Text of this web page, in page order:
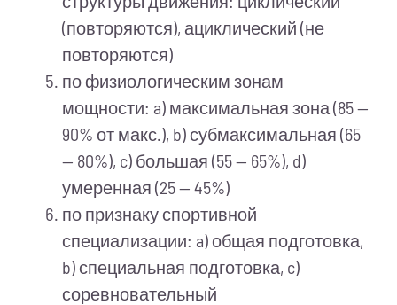
(повторяются), ациклический (не
повторяются)
по физиологическим зонам
мощности: a) максимальная зона (85 —
90% от макс.), b) субмаксимальная (65
— 80%), c) большая (55 — 65%), d)
умеренная (25 — 45%)
по признаку спортивной
специализации: a) общая подготовка,
b) специальная подготовка, c)
соревновательный